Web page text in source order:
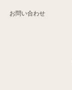
お問い合わせ